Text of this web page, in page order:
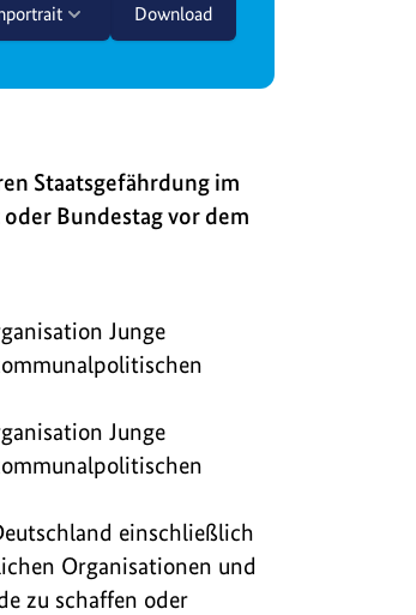
Download
Staatsgefährdung im
Bundestag vor dem
Junge
Junge
einschließlich
Organisationen und
zu schaffen oder